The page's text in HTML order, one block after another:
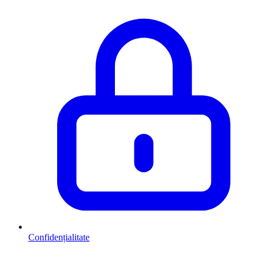
Confidențialitate